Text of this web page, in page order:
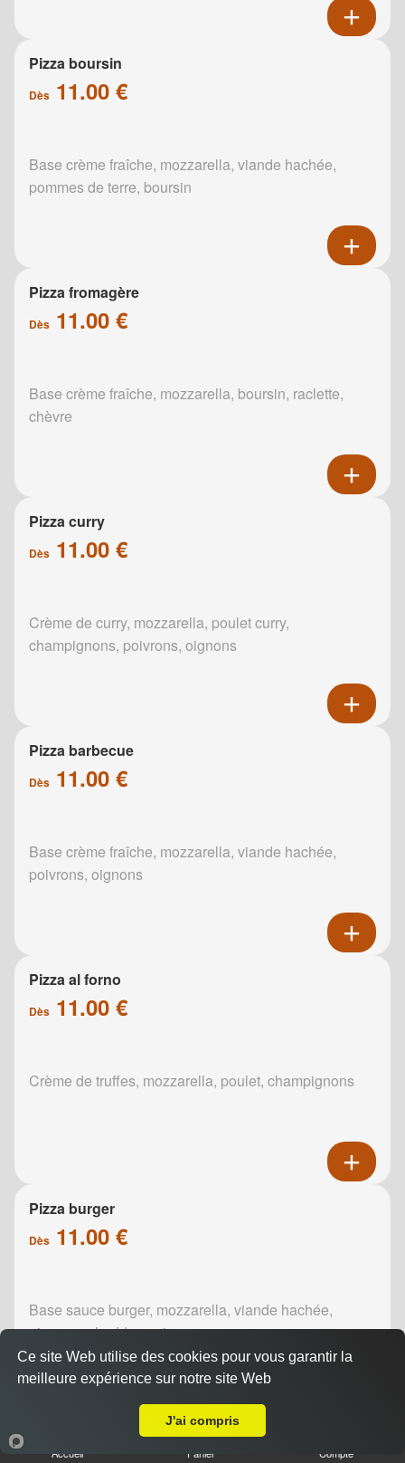
Pizza boursin
Dès 11.00 €
Base crème fraîche, mozzarella, viande hachée,
pommes de terre, boursin
Pizza fromagère
Dès 11.00 €
Base crème fraîche, mozzarella, boursin, raclette,
chèvre
Pizza curry
Dès 11.00 €
Crème de curry, mozzarella, poulet curry,
champignons, poivrons, oignons
Pizza barbecue
Dès 11.00 €
Base crème fraîche, mozzarella, viande hachée,
poivrons, oignons
Pizza al forno
Dès 11.00 €
Crème de truffes, mozzarella, poulet, champignons
Pizza burger
Dès 11.00 €
Base sauce burger, mozzarella, viande hachée,
oignons, cheddar, poivrons
Accueil Panier Compte
Ce site Web utilise des cookies pour vous garantir la
meilleure expérience sur notre site Web
J'ai compris